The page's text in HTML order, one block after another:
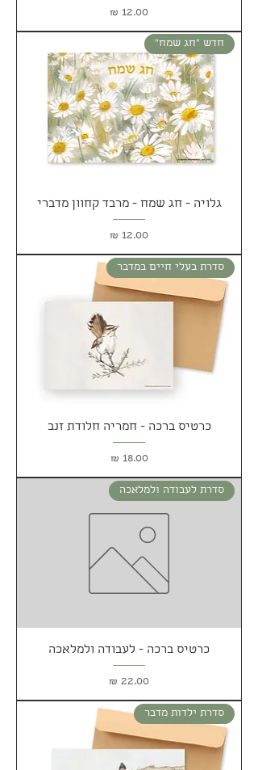
מחיר
חדש ״חג שמח״
גלויה - חג שמח - מרבד קחוון מדברי
מחיר
סדרת בעלי חיים במדבר
כרטיס ברכה - חמריה חלודת זנב
מחיר‏18.00 ‏₪
סדרת לעבודה ולמלאכה
כרטיס ברכה - לעבודה ולמלאכה
מחיר
סדרת ילדות מדבר